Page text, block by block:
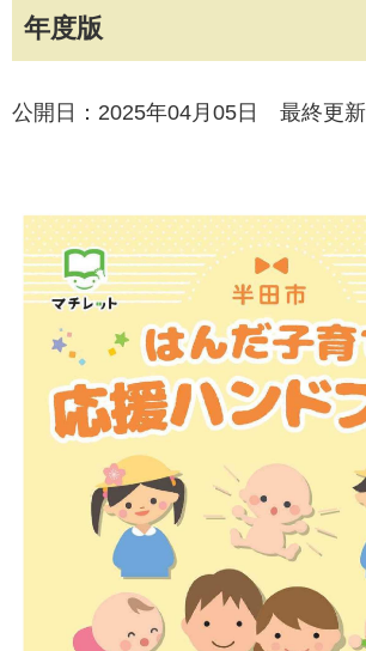
年度版
公開日：2025年04月05日 最終更新